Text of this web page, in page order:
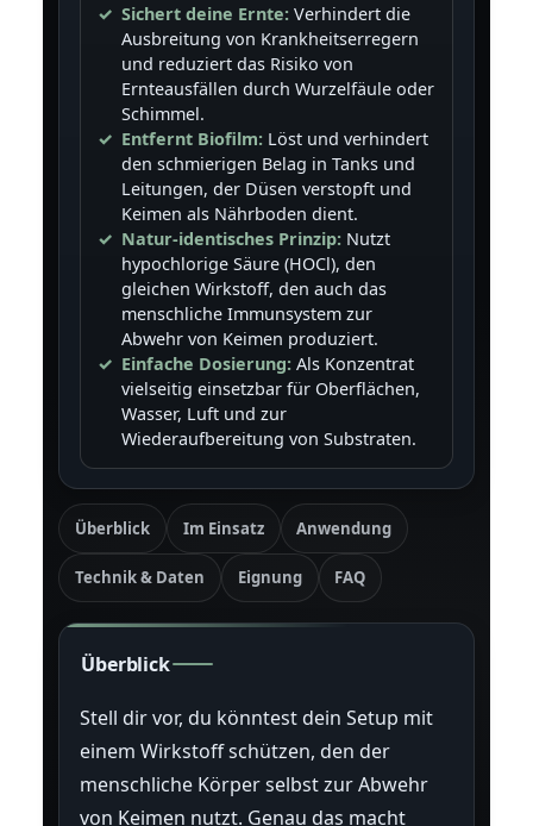
Sichert deine Ernte:Verhindert die
Ausbreitung von Krankheitserregern
und reduziert das Risiko von
Ernteausfällen durch Wurzelfäule oder
Schimmel.
Entfernt Biofilm:Löst und verhindert
den schmierigen Belag in Tanks und
Leitungen, der Düsen verstopft und
Keimen als Nährboden dient.
Natur-identisches Prinzip:Nutzt
hypochlorige Säure (HOCl), den
gleichen Wirkstoff, den auch das
menschliche Immunsystem zur
Abwehr von Keimen produziert.
Einfache Dosierung:Als Konzentrat
vielseitig einsetzbar für Oberflächen,
Wasser, Luft und zur
Wiederaufbereitung von Substraten.
Überblick Im Einsatz Anwendung
Technik & Daten Eignung FAQ
Überblick
Stell dir vor, du könntest dein Setup mit
einem Wirkstoff schützen, den der
menschliche Körper selbst zur Abwehr
von Keimen nutzt. Genau das macht